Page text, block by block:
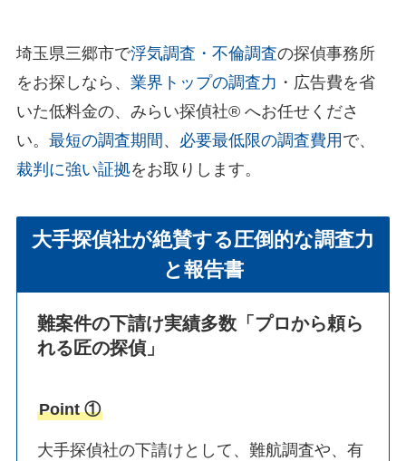
埼玉県三郷市で浮気調査・不倫調査の探偵事務所
をお探しなら、 業界トップの調査力 ・広告費を省
いた低料金の、みらい探偵社®︎ へお任せくださ
い。 最短の調査期間 、 必要最低限の調査費用 で、
裁判に強い証拠をお取りします。
大手探偵社が絶賛する圧倒的な調査力
と報告書
難案件の下請け実績多数 「プロから頼ら
れる匠の探偵」
Point ①
大手探偵社の下請けとして、難航調査や、有